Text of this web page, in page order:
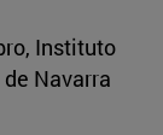
Instituto
Navarra